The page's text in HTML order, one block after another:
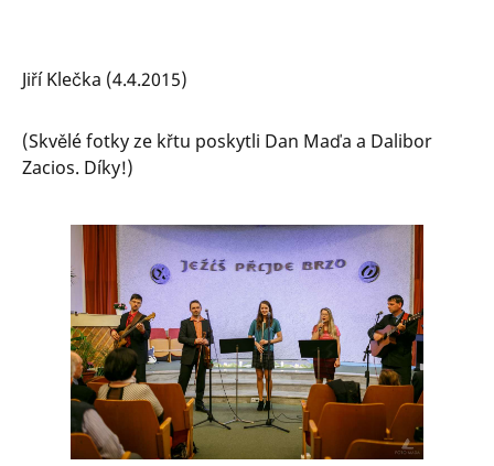
Jiří Klečka (4.4.2015)
(Skvělé fotky ze křtu poskytli Dan Maďa a Dalibor
Zacios. Díky!)